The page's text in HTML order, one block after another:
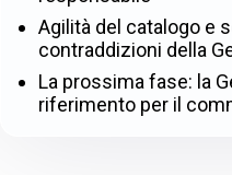
Agilità del catalogo e
contraddizioni della
La prossima fase: la
riferimento per il